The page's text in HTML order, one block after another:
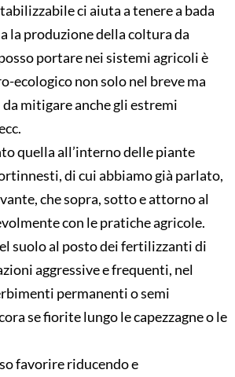
ci aiuta a tenere a bada
la produzione della coltura da
portare nei sistemi agricoli è
ecologico non solo nel breve ma
mitigare anche gli estremi
quella all’interno delle piante
di cui abbiamo già parlato,
che sopra, sotto e attorno al
con le pratiche agricole.
suolo al posto dei fertilizzanti di
aggressive e frequenti, nel
permanenti o semi
se fiorite lungo le capezzagne o le
favorire riducendo e